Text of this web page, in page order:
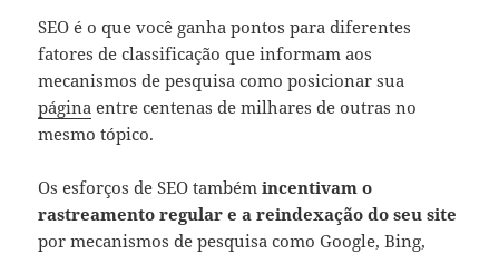
SEO é o que você ganha pontos para diferentes
fatores de classificação que informam aos
mecanismos de pesquisa como posicionar sua
página entre centenas de milhares de outras no
mesmo tópico.
Os esforços de SEO também incentivam o
rastreamento regular e a reindexação do seu site
por mecanismos de pesquisa como Google, Bing,